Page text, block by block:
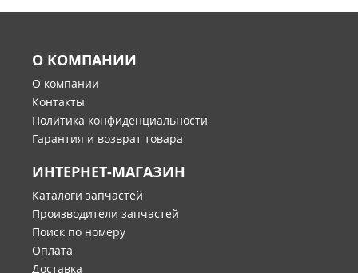
О КОМПАНИИ
О компании
Контакты
Политика конфиденциальности
Гарантия и возврат товара
ИНТЕРНЕТ-МАГАЗИН
Каталоги запчастей
Производители запчастей
Поиск по номеру
Оплата
Доставка